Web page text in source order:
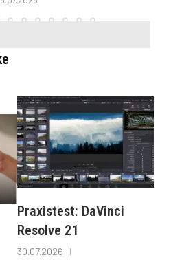
Praxistest: DaVinci
Resolve 21
30.07.2026